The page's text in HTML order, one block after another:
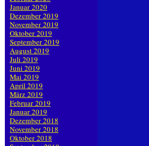
Januar 2020
Dezember 2019
November 2019
Oktober 2019
September 2019
August 2019
Juli 2019
Juni 2019
Mai 2019
April 2019
März 2019
Februar 2019
Januar 2019
Dezember 2018
November 2018
Oktober 2018